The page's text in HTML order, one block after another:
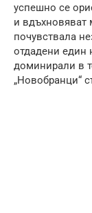
успешно се
и вдъхновяват
почувствала
отдадени един
доминирали в
„Новобранци“